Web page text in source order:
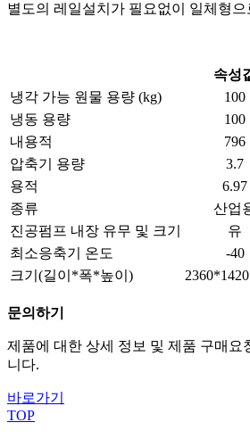
별도의 레일설치가 필요없이 일체형
속성
냉각 가능 원물 용량 (kg)
100
냉동 용량
100
내용적
796
압축기 용량
3.7
용적
6.97
종류
산업
진공펌프 내장 유무 및 크기
유
최소응축기 온도
-40
크기(길이*폭*높이)
문의하기
제품에 대한 상세 정보 및 제품 구매요
니다.
바로가기
TOP